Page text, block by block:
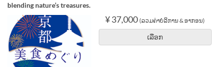
blending nature’s treasures.
¥ 37,000 (ລວມຄ່າບໍລິການ & ອາກອນ)
ເລືອກ